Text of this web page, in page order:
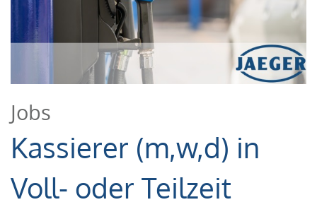
Jobs
Kassierer (m,w,d) in
Voll- oder Teilzeit